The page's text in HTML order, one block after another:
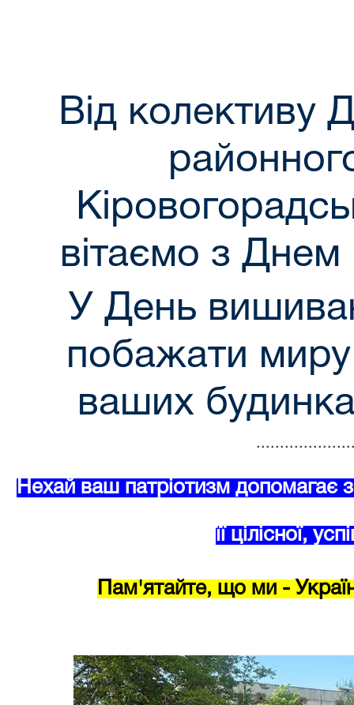
Від колективу
вітаємо з
У День
побажати миру
ваших
Нехай ваш патріотизм допомагає
її цілісної,
Пам'ятайте, що ми -